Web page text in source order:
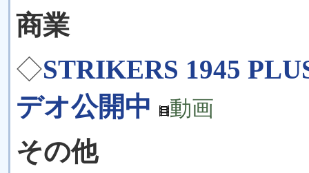
商業
◇STRIKERS 1945
デオ公開中
動画
その他